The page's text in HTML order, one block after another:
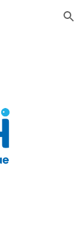
Skip to navigation